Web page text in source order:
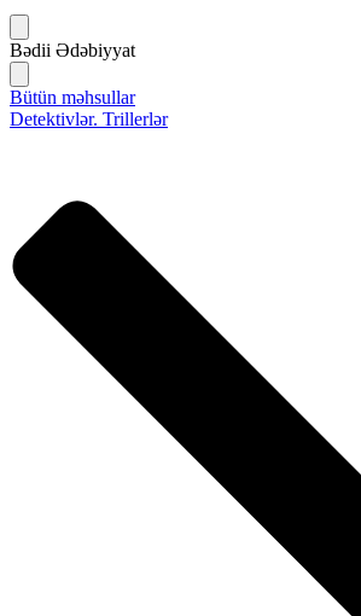
Bədii Ədəbiyyat
Bütün məhsullar
Detektivlər. Trillerlər